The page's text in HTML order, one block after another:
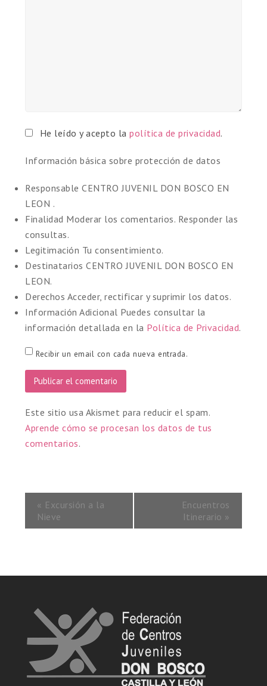
He leído y acepto lapolítica de privacidad.
Información básica sobre protección de datos
Responsable CENTRO JUVENIL DON BOSCO EN
LEON .
Finalidad Moderar los comentarios. Responder las
consultas.
Legitimación Tu consentimiento.
Destinatarios CENTRO JUVENIL DON BOSCO EN
LEON.
Derechos Acceder, rectificar y suprimir los datos.
Información Adicional Puedes consultar la
información detallada en la Política de Privacidad.
Recibir un email con cada nueva entrada.
Este sitio usa Akismet para reducir el spam.
Aprende cómo se procesan los datos de tus
comentarios.
« Excursión a la
Nieve
Encuentros
Itinerario »